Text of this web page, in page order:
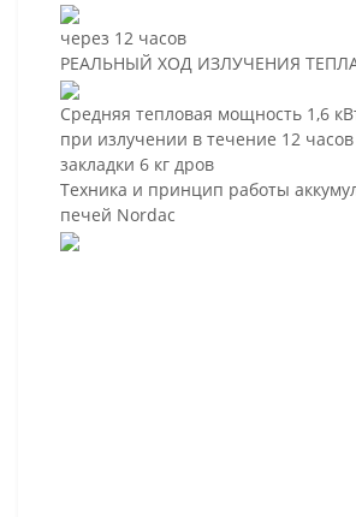
через 12 часов
РЕАЛЬНЫЙ ХОД ИЗЛУЧЕНИЯ
Средняя тепловая мощность 1,6
при излучении в течение 12
закладки 6 кг дров
Техника и принцип работы
печей Nordac